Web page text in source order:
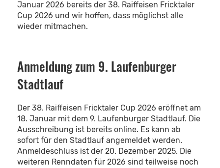
Januar 2026 bereits der 38. Raiffeisen Fricktaler
Cup 2026 und wir hoffen, dass möglichst alle
wieder mitmachen.
Anmeldung zum 9. Laufenburger
Stadtlauf
Der 38. Raiffeisen Fricktaler Cup 2026 eröffnet am
18. Januar mit dem 9. Laufenburger Stadtlauf. Die
Ausschreibung ist bereits online. Es kann ab
sofort für den Stadtlauf angemeldet werden.
Anmeldeschluss ist der 20. Dezember 2025. Die
weiteren Renndaten für 2026 sind teilweise noch